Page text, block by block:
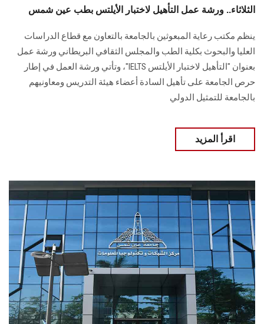
الثلاثاء.. ورشة عمل التأهيل لاختبار الأيلتس بطب عين شمس
ينظم مكتب رعاية المبعوثين بالجامعة بالتعاون مع قطاع الدراسات
العليا والبحوث بكلية الطب والمجلس الثقافي البريطاني ورشة عمل
بعنوان "التأهيل لاختبار الأيلتس IELTS"، وتأتي ورشة العمل في إطار
حرص الجامعة على تأهيل السادة أعضاء هيئة التدريس ومعاونيهم
بالجامعة للتمثيل الدولي
اقرأ المزيد